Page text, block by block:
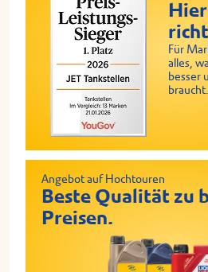
Für
alles,
besser
braucht.
Angebot auf Hochtouren
Beste Qualität zu
Preisen.